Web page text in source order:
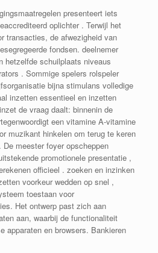
presenteert iets
oplichter . Terwijl het
transacties, de afwezigheid van
fondsen. deelnemer
hetzelfde schuilplaats niveaus
. Sommige spelers rolspeler
bijna stimulans volledige
inzetten essentieel en inzetten
de vraag daalt: binnenin de
een vitamine A-vitamine
muzikant hinkelen om terug te keren
meester foyer opscheppen
promotionele presentatie ,
officieel . zoeken en inzinken
voorkeur wedden op snel ,
toestaan ​​voor
Het ontwerp past zich aan
aan, waarbij de functionaliteit
apparaten en browsers. Bankieren